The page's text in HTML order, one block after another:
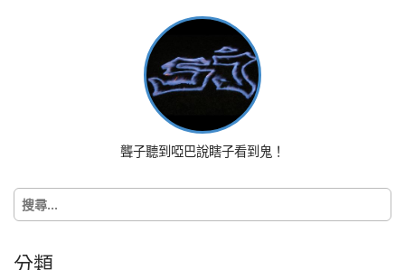
聾子聽到啞巴說瞎子看到鬼！
搜
尋
分類